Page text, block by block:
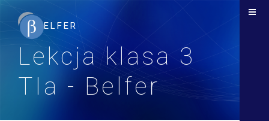
Lekcja klasa 3
TIa - Belfer